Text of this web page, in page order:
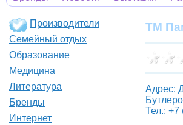
Производители
Семейный отдых
Образование
Медицина
Литература
Бренды
Интернет
ТМ
Адрес:
Тел.: +7